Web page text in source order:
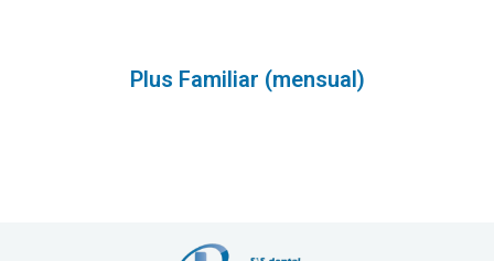
Plus Familiar (mensual)